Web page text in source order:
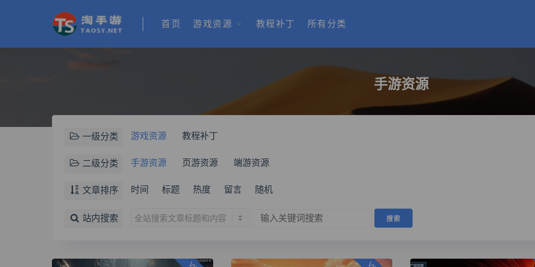
首页 游戏资源 教程补丁 所有分类
手游资源
一级分类 游戏资源 教程补丁
二级分类 手游资源 页游资源 端游资源
文章排序 时间 标题 热度 留言 随机
站内搜索